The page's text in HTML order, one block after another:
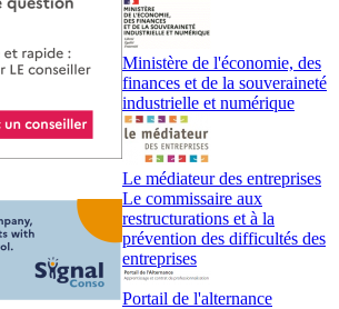
Ministère de l'économie, des
finances et de la souveraineté
industrielle et numérique
Le médiateur des entreprises
Le commissaire aux
restructurations et à la
prévention des difficultés des
entreprises
Portail de l'alternance